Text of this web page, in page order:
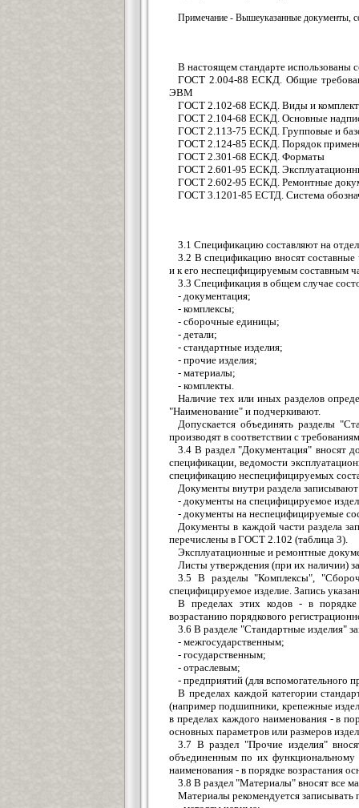
Примечание - Вышеуказанные документы,
В настоящем стандарте использованы
ГОСТ 2.004-88 ЕСКД. Общие
ЭВМ
ГОСТ 2.102-68 ЕСКД. Виды и
ГОСТ 2.104-68 ЕСКД. Основные
ГОСТ 2.113-75 ЕСКД. Групповые и
ГОСТ 2.124-85 ЕСКД. Порядок
ГОСТ 2.301-68 ЕСКД. Форматы
ГОСТ 2.601-95 ЕСКД.
ГОСТ 2.602-95 ЕСКД. Ремонтные
ГОСТ 3.1201-85 ЕСТД. Система
3.1 Спецификацию составляют на
3.2 В спецификацию вносят составные
и к его неспецифицируемым составным
3.3 Спецификация в общем случае
- документация;
- комплексы;
- сборочные единицы;
- детали;
- стандартные изделия;
- прочие изделия;
- материалы;
- комплекты.
Наличие тех или иных разделов
"Наименование" и подчеркивают.
Допускается объединять разделы
производят в соответствии с
3.4 В раздел "Документация" вносят
спецификации, ведомости
спецификацию неспецифицируемых
Документы внутри раздела
- документы на специфицируемое
- документы на неспецифицируемые
Документы в каждой части раздела
перечислены в ГОСТ 2.102 (таблица 3).
Эксплуатационные и ремонтные
Листы утверждения (при их наличии)
3.5 В разделы "Комплексы",
специфицируемое изделие. Запись
В пределах этих кодов - в порядке
возрастанию порядкового
3.6 В разделе "Стандартные изделия"
- межгосударственным;
- государственным;
- отраслевым;
- предприятий (для вспомогательного
В пределах каждой категории
(например подшипники, крепежные
в пределах каждого наименования - в
основных параметров или размеров
3.7 В раздел "Прочие изделия"
объединенным по их функциональному
наименования - в порядке возрастания
3.8 В раздел "Материалы" вносят все
Материалы рекомендуется